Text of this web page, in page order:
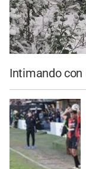
Intimando con